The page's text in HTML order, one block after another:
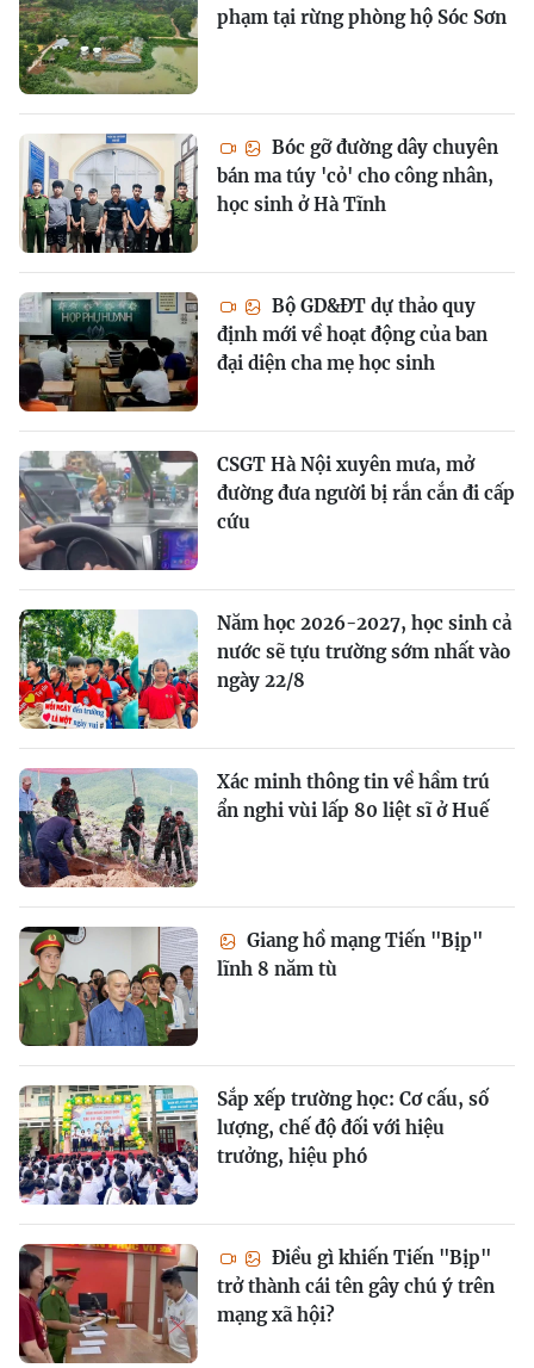
phạm tại rừng phòng hộ Sóc Sơn
Bóc gỡ đường dây chuyên
bán ma túy 'cỏ' cho công nhân,
học sinh ở Hà Tĩnh
Bộ GD&ĐT dự thảo quy
định mới về hoạt động của ban
đại diện cha mẹ học sinh
CSGT Hà Nội xuyên mưa, mở
đường đưa người bị rắn cắn đi cấp
cứu
Năm học 2026-2027, học sinh cả
nước sẽ tựu trường sớm nhất vào
ngày 22/8
Xác minh thông tin về hầm trú
ẩn nghi vùi lấp 80 liệt sĩ ở Huế
Giang hồ mạng Tiến "Bịp"
lĩnh 8 năm tù
Sắp xếp trường học: Cơ cấu, số
lượng, chế độ đối với hiệu
trưởng, hiệu phó
Điều gì khiến Tiến "Bịp"
trở thành cái tên gây chú ý trên
mạng xã hội?